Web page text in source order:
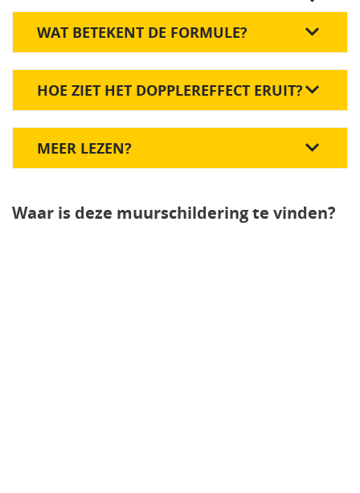
WAT BETEKENT DE FORMULE?
HOE ZIET HET DOPPLEREFFECT ERUIT?
MEER LEZEN?
Waar is deze muurschildering te vinden?